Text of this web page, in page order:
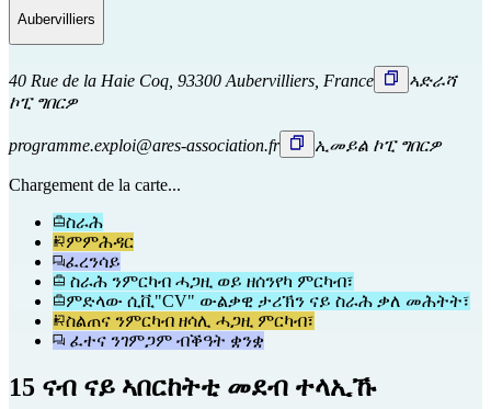
Aubervilliers
40 Rue de la Haie Coq, 93300 Aubervilliers, France
ኣድራሻ
ኮፒ ግበርዎ
programme.exploi@ares-association.fr ኢመይል ኮፒ ግበርዎ
Chargement de la carte...
ስራሕ
ምምሕዳር
ፈረንሳይ
ስራሕ ንምርካብ ሓጋዚ ወይ ዘሰንየካ ምርካብ፣
ምድላው ሲቪ"CV" ውልቃዊ ታሪኽን ናይ ስራሕ ቃለ መሕትት፣
ስልጠና ንምርካብ ዘሳሊ ሓጋዚ ምርካብ፣
ፈተና ንገምጋም ብቕዓት ቋንቋ
15 ናብ ናይ ኣበርከትቲ መደብ ተላኢኹ